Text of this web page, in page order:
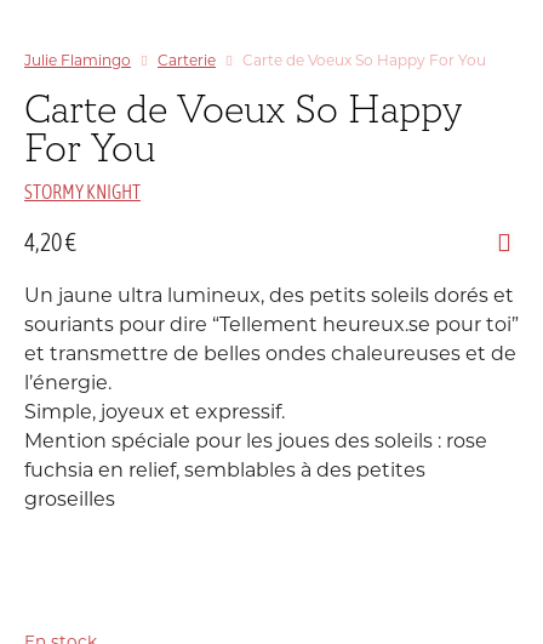
Julie Flamingo Carterie Carte de Voeux So Happy For You
Carte de Voeux So Happy
For You
STORMY KNIGHT
4,20€
Un jaune ultra lumineux, des petits soleils dorés et
souriants pour dire “Tellement heureux.se pour toi”
et transmettre de belles ondes chaleureuses et de
l’énergie.
Simple, joyeux et expressif.
Mention spéciale pour les joues des soleils : rose
fuchsia en relief, semblables à des petites
groseilles